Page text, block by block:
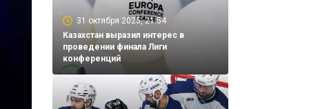
31 октября 2025, 21:54
Казахстан выразил интерес в
проведении финала Лиги
конференций